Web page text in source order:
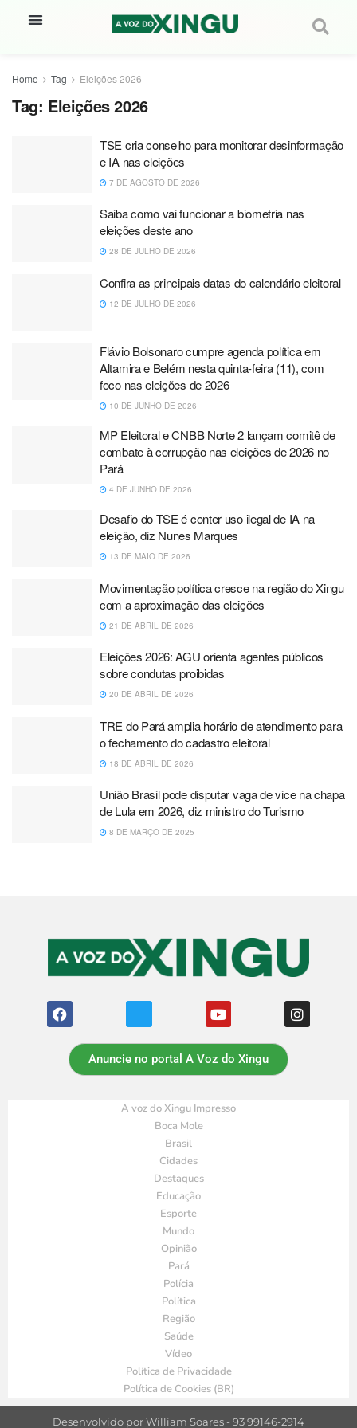
Home Tag Eleições 2026
Tag: Eleições 2026
TSE cria conselho para monitorar desinformação
e IA nas eleições
7 DE AGOSTO DE 2026
Saiba como vai funcionar a biometria nas
eleições deste ano
28 DE JULHO DE 2026
Confira as principais datas do calendário eleitoral
12 DE JULHO DE 2026
Flávio Bolsonaro cumpre agenda política em
Altamira e Belém nesta quinta-feira (11), com
foco nas eleições de 2026
10 DE JUNHO DE 2026
MP Eleitoral e CNBB Norte 2 lançam comitê de
combate à corrupção nas eleições de 2026 no
Pará
4 DE JUNHO DE 2026
Desafio do TSE é conter uso ilegal de IA na
eleição, diz Nunes Marques
13 DE MAIO DE 2026
Movimentação política cresce na região do Xingu
com a aproximação das eleições
21 DE ABRIL DE 2026
Eleições 2026: AGU orienta agentes públicos
sobre condutas proibidas
20 DE ABRIL DE 2026
TRE do Pará amplia horário de atendimento para
o fechamento do cadastro eleitoral
18 DE ABRIL DE 2026
União Brasil pode disputar vaga de vice na chapa
de Lula em 2026, diz ministro do Turismo
8 DE MARÇO DE 2025
Anuncie no portal A Voz do Xingu
A voz do Xingu Impresso
Boca Mole
Brasil
Cidades
Destaques
Educação
Esporte
Mundo
Opinião
Pará
Polícia
Política
Região
Saúde
Vídeo
Política de Privacidade
Política de Cookies (BR)
Desenvolvido por William Soares - 93 99146-2914